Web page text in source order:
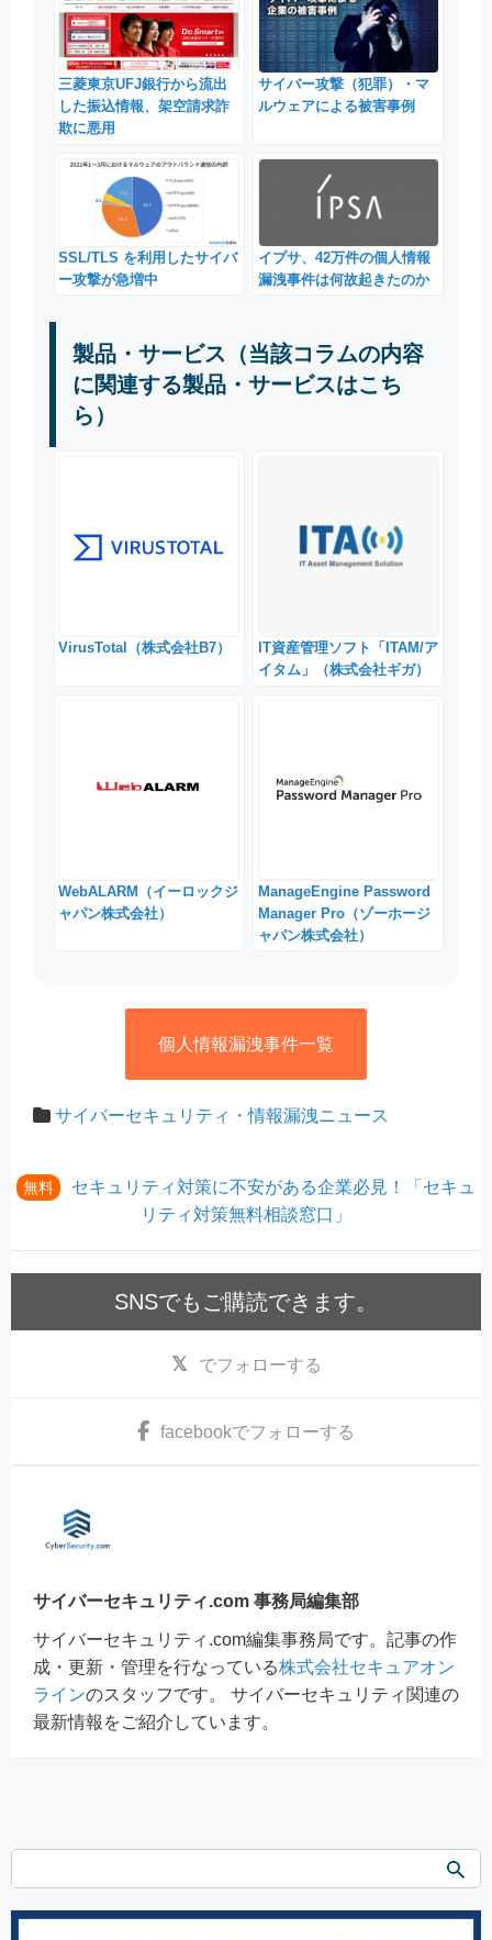
三菱東京UFJ銀行から流出
した振込情報、架空請求詐
欺に悪用
サイバー攻撃（犯罪）・マ
ルウェアによる被害事例
SSL/TLS を利用したサイバ
ー攻撃が急増中
イプサ、42万件の個人情報
漏洩事件は何故起きたのか
製品・サービス（当該コラムの内容
に関連する製品・サービスはこち
ら）
VirusTotal（株式会社B7）
IT資産管理ソフト「ITAM/ア
イタム」（株式会社ギガ）
WebALARM（イーロックジ
ャパン株式会社）
ManageEngine Password
Manager Pro（ゾーホージ
ャパン株式会社）
個人情報漏洩事件一覧
サイバーセキュリティ・情報漏洩ニュース
無料
セキュリティ対策に不安がある企業必見！「セキュ
リティ対策無料相談窓口」
SNSでもご購読できます。
でフォローする
facebookでフォローする
サイバーセキュリティ.com 事務局編集部
サイバーセキュリティ.com編集事務局です。記事の作
成・更新・管理を行なっている株式会社セキュアオン
ラインのスタッフです。 サイバーセキュリティ関連の
最新情報をご紹介しています。